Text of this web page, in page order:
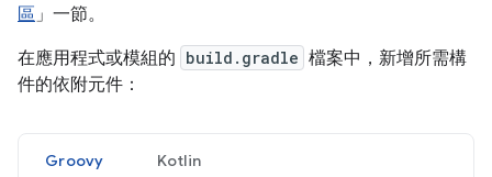
區」一節。
在應用程式或模組的 build.gradle 檔案中，新增所需構
件的依附元件：
Groovy Kotlin